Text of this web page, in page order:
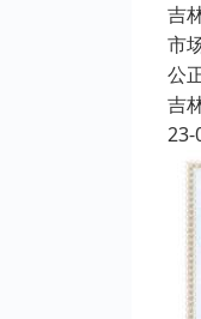
吉
市
公
吉
23-